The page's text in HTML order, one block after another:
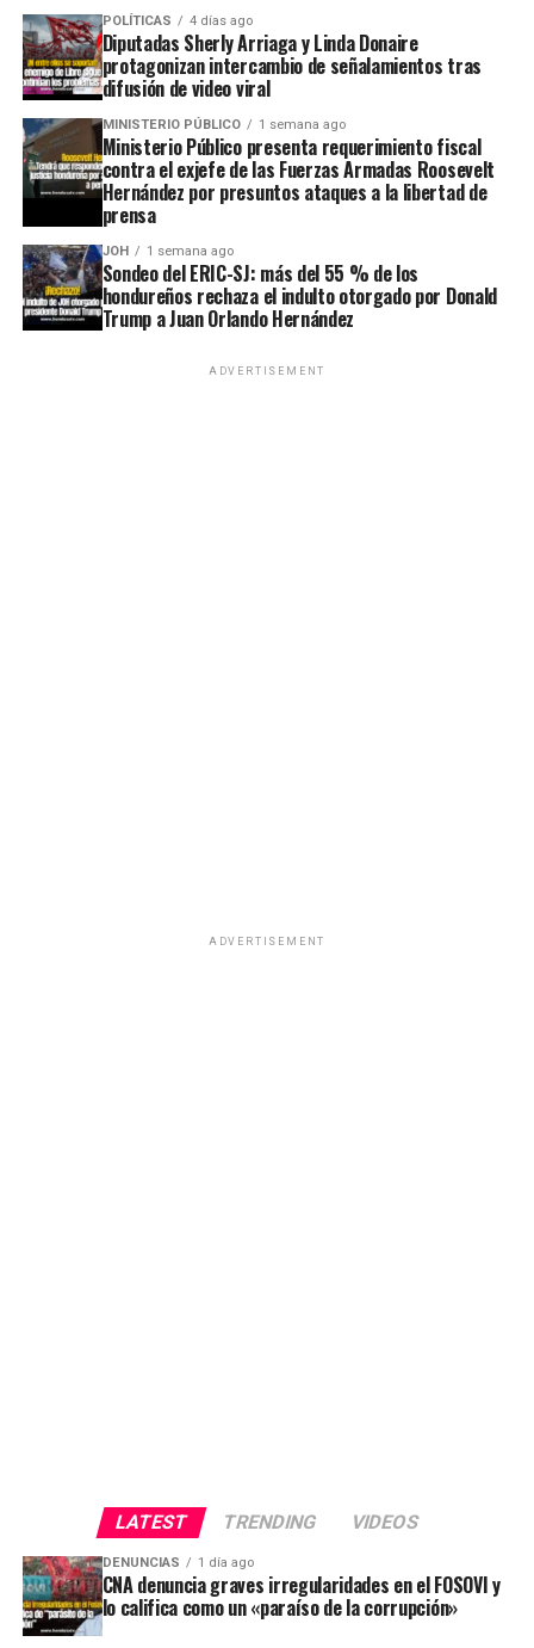
POLÍTICAS 4 días ago
Diputadas Sherly Arriaga y Linda Donaire
protagonizan intercambio de señalamientos tras
difusión de video viral
MINISTERIO PÚBLICO 1 semana ago
Ministerio Público presenta requerimiento fiscal
contra el exjefe de las Fuerzas Armadas Roosevelt
Hernández por presuntos ataques a la libertad de
prensa
JOH 1 semana ago
Sondeo del ERIC-SJ: más del 55 % de los
hondureños rechaza el indulto otorgado por Donald
Trump a Juan Orlando Hernández
ADVERTISEMENT
ADVERTISEMENT
LATEST TRENDING VIDEOS
DENUNCIAS 1 día ago
CNA denuncia graves irregularidades en el FOSOVI y
lo califica como un «paraíso de la corrupción»